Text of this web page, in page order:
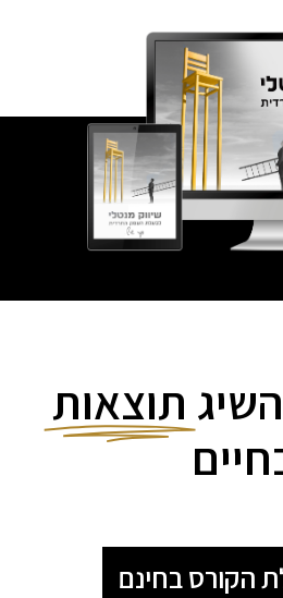
תוצאות
הקורס בחינם